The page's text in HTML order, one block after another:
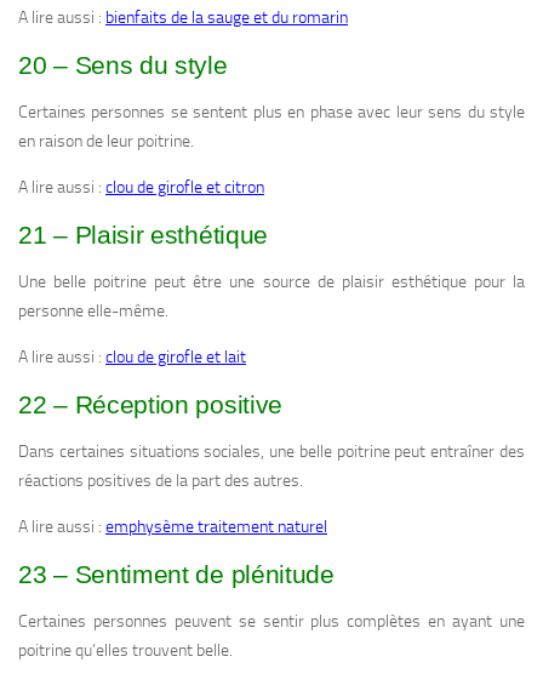
A lire aussi : bienfaits de la sauge et du romarin
20 – Sens du style
Certaines personnes se sentent plus en phase avec leur sens du style
en raison de leur poitrine.
A lire aussi : clou de girofle et citron
21 – Plaisir esthétique
Une belle poitrine peut être une source de plaisir esthétique pour la
personne elle-même.
A lire aussi : clou de girofle et lait
22 – Réception positive
Dans certaines situations sociales, une belle poitrine peut entraîner des
réactions positives de la part des autres.
A lire aussi : emphysème traitement naturel
23 – Sentiment de plénitude
Certaines personnes peuvent se sentir plus complètes en ayant une
poitrine qu’elles trouvent belle.